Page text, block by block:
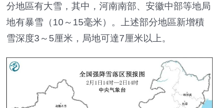
分地區有大雪，其中，河南南部、安徽中部等地局
地有暴雪（10～15毫米）。上述部分地區新增積
雪深度3～5厘米，局地可達7厘米以上。